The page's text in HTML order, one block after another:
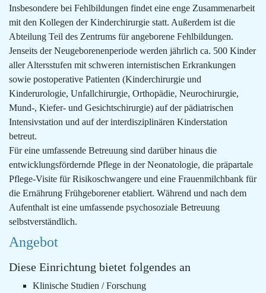
Insbesondere bei Fehlbildungen findet eine enge Zusammenarbeit
mit den Kollegen der Kinderchirurgie statt. Außerdem ist die
Abteilung Teil des Zentrums für angeborene Fehlbildungen.
Jenseits der Neugeborenenperiode werden jährlich ca. 500 Kinder
aller Altersstufen mit schweren internistischen Erkrankungen
sowie postoperative Patienten (Kinderchirurgie und
Kinderurologie, Unfallchirurgie, Orthopädie, Neurochirurgie,
Mund-, Kiefer- und Gesichtschirurgie) auf der pädiatrischen
Intensivstation und auf der interdisziplinären Kinderstation
betreut.
Für eine umfassende Betreuung sind darüber hinaus die
entwicklungsfördernde Pflege in der Neonatologie, die präpartale
Pflege-Visite für Risikoschwangere und eine Frauenmilchbank für
die Ernährung Frühgeborener etabliert. Während und nach dem
Aufenthalt ist eine umfassende psychosoziale Betreuung
selbstverständlich.
Angebot
Diese Einrichtung bietet folgendes an
Klinische Studien / Forschung